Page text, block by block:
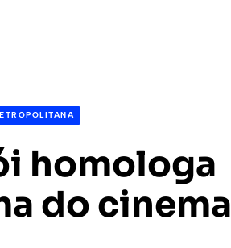
homologa
do cinema